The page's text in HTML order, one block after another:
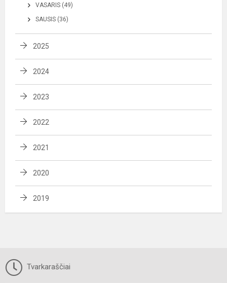
VASARIS (49)
SAUSIS (36)
2025
2024
2023
2022
2021
2020
2019
Tvarkaraščiai